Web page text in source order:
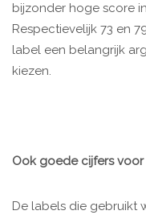
bijzonder hoge score
Respectievelijk 73 en
label een belangrijk
kiezen.
Ook goede cijfers voor
De labels die gebruikt